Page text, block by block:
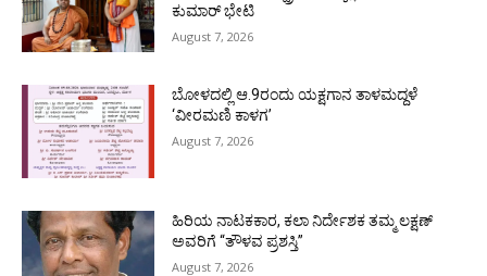
ಕುಮಾರ್ ಭೇಟಿ
August 7, 2026
ಬೋಳದಲ್ಲಿ ಆ.9ರಂದು ಯಕ್ಷಗಾನ ತಾಳಮದ್ದಳೆ
‘ವೀರಮಣಿ ಕಾಳಗ’
August 7, 2026
ಹಿರಿಯ ನಾಟಕಕಾರ, ಕಲಾ ನಿರ್ದೇಶಕ ತಮ್ಮ ಲಕ್ಷಣ್
ಅವರಿಗೆ “ತೌಳವ ಪ್ರಶಸ್ತಿ”
August 7, 2026